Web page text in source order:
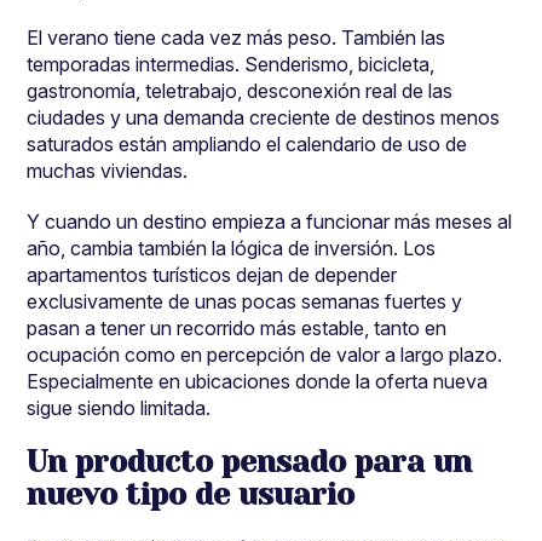
El verano tiene cada vez más peso. También las
temporadas intermedias. Senderismo, bicicleta,
gastronomía, teletrabajo, desconexión real de las
ciudades y una demanda creciente de destinos menos
saturados están ampliando el calendario de uso de
muchas viviendas.
Y cuando un destino empieza a funcionar más meses al
año, cambia también la lógica de inversión. Los
apartamentos turísticos dejan de depender
exclusivamente de unas pocas semanas fuertes y
pasan a tener un recorrido más estable, tanto en
ocupación como en percepción de valor a largo plazo.
Especialmente en ubicaciones donde la oferta nueva
sigue siendo limitada.
Un producto pensado para un
nuevo tipo de usuario